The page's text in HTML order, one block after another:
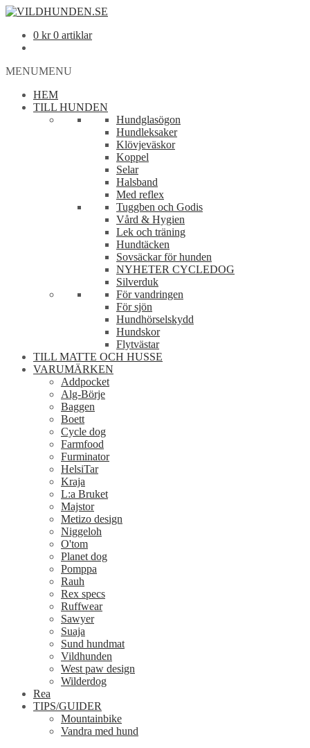
0 kr 0 artiklar
MENUMENU
HEM
TILL HUNDEN
Hundglasögon
Hundleksaker
Klövjeväskor
Koppel
Selar
Halsband
Med reflex
Tuggben och Godis
Vård & Hygien
Lek och träning
Hundtäcken
Sovsäckar för hunden
NYHETER CYCLEDOG
Silverduk
För vandringen
För sjön
Hundhörselskydd
Hundskor
Flytvästar
TILL MATTE OCH HUSSE
VARUMÄRKEN
Addpocket
Alg-Börje
Baggen
Boett
Cycle dog
Farmfood
Furminator
HelsiTar
Kraja
L:a Bruket
Majstor
Metizo design
Niggeloh
O'tom
Planet dog
Pomppa
Rauh
Rex specs
Ruffwear
Sawyer
Suaja
Sund hundmat
Vildhunden
West paw design
Wilderdog
Rea
TIPS/GUIDER
Mountainbike
Vandra med hund